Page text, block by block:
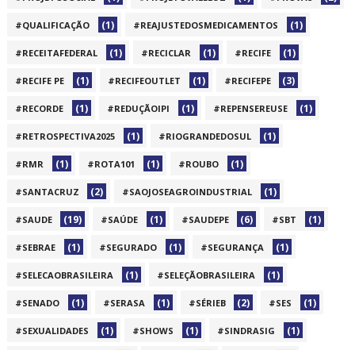
#QUALIFICAÇÃO (1) #REAJUSTEDOSMEDICAMENTOS (1)
#RECEITAFEDERAL (1) #RECICLAR (1) #RECIFE (1)
#RECIFE PE (1) #RECIFEOUTLET (1) #RECIFEPE (3)
#RECORDE (1) #REDUÇÃOIPI (1) #REPENSEREUSE (1)
#RETROSPECTIVA2025 (1) #RIOGRANDEDOSUL (1)
#RMR (1) #ROTA101 (1) #ROUBO (1)
#SANTACRUZ (2) #SAOJOSEAGROINDUSTRIAL (1)
#SAUDE (19) #SAÚDE (1) #SAUDEPE (6) #SBT (1)
#SEBRAE (1) #SEGURADO (1) #SEGURANÇA (1)
#SELECAOBRASILEIRA (1) #SELEÇÃOBRASILEIRA (1)
#SENADO (1) #SERASA (1) #SÉRIEB (2) #SES (1)
#SEXUALIDADES (1) #SHOWS (1) #SINDRASIG (1)